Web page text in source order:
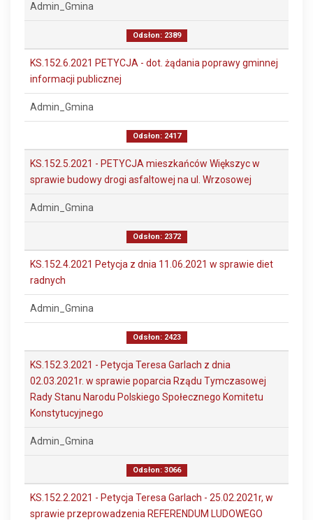
Admin_Gmina
Odsłon: 2389
KS.152.6.2021 PETYCJA - dot. żądania poprawy gminnej
informacji publicznej
Admin_Gmina
Odsłon: 2417
KS.152.5.2021 - PETYCJA mieszkańców Większyc w
sprawie budowy drogi asfaltowej na ul. Wrzosowej
Admin_Gmina
Odsłon: 2372
KS.152.4.2021 Petycja z dnia 11.06.2021 w sprawie diet
radnych
Admin_Gmina
Odsłon: 2423
KS.152.3.2021 - Petycja Teresa Garlach z dnia
02.03.2021r. w sprawie poparcia Rządu Tymczasowej
Rady Stanu Narodu Polskiego Społecznego Komitetu
Konstytucyjnego
Admin_Gmina
Odsłon: 3066
KS.152.2.2021 - Petycja Teresa Garlach - 25.02.2021r, w
sprawie przeprowadzenia REFERENDUM LUDOWEGO